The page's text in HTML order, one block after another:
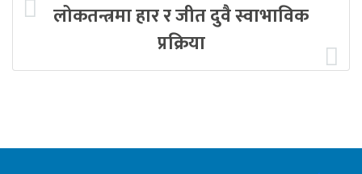
लोकतन्त्रमा हार र जीत दुवै स्वाभाविक
प्रक्रिया